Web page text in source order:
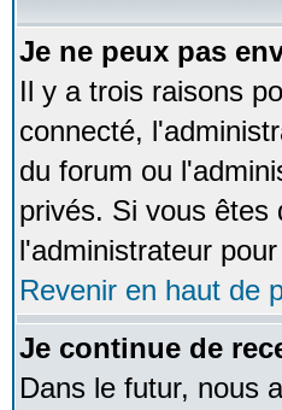
Je ne peux pas
Il y a trois raisons
connecté,
du forum ou
privés. Si vous êtes
l'administrateur
Revenir en haut de
Je continue de
Dans le futur, nous